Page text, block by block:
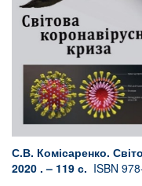
С.В. Комісаренко.
2020 . – 119 с. ISBN